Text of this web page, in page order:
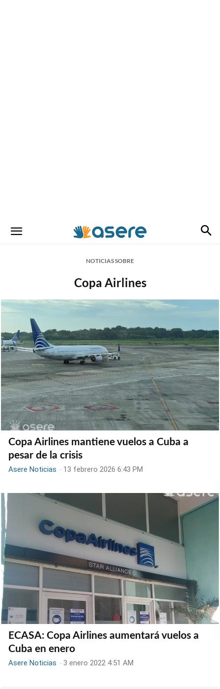
NOTICIAS SOBRE
Copa Airlines
Copa Airlines mantiene vuelos a Cuba a
pesar de la crisis
Asere Noticias - 13 febrero 2026 6:43 PM
ECASA: Copa Airlines aumentará vuelos a
Cuba en enero
Asere Noticias - 3 enero 2022 4:51 AM